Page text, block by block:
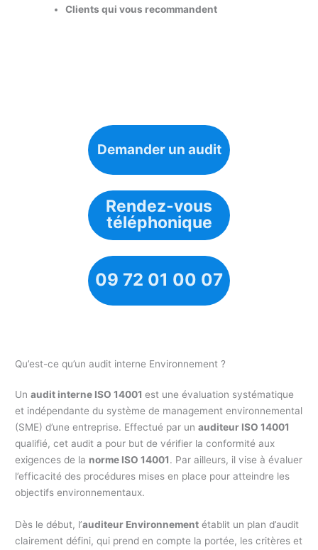
Clients qui vous recommandent
Demander un audit
Rendez-vous
téléphonique
09 72 01 00 07
Qu’est-ce qu’un audit interne Environnement ?
Unaudit interne ISO 14001est une évaluation systématique
et indépendante du système de management environnemental
(SME) d’une entreprise. Effectué par unauditeur ISO 14001
qualifié, cet audit a pour but de vérifier la conformité aux
exigences de la norme ISO 14001. Par ailleurs, il vise à évaluer
l’efficacité des procédures mises en place pour atteindre les
objectifs environnementaux.
Dès le début, l’auditeur Environnement établit un plan d’audit
clairement défini, qui prend en compte la portée, les critères et